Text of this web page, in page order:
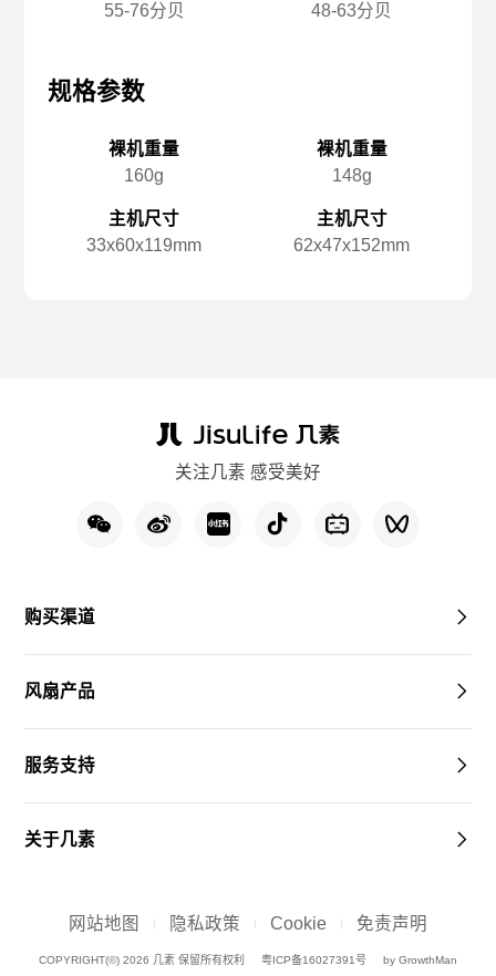
55-76分贝
规格参数
裸机重量
160g
主机尺寸
33x️60x️119mm
48-63分贝
裸机重量
148g
主机尺寸
62x️47x️152mm
关注几素 感受美好
购买渠道
风扇产品
服务支持
关于几素
COPYRIGHT(©) 2026 几素 保留所有权利 粤ICP备16027391号 by GrowthMan
网站地图 隐私政策 Cookie 免责声明